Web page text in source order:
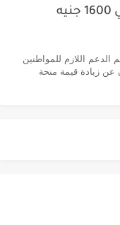
وزارة التموين تعلن عن دعم إضافي 1600 جنيه
الدعم اللازم للمواطنين
عن زيادة قيمة منحة